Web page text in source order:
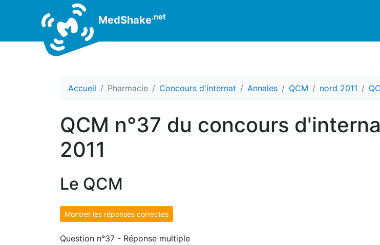
MedShake.net
Accueil Pharmacie Concours d'internat Annales QCM nord 2011
QCM n°37 du concours
2011
Le QCM
Montrer les réponses correctes
Question n°37 - Réponse multiple